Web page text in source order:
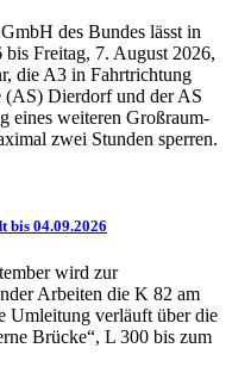
des Bundes lässt in
Freitag, 7. August 2026,
die A3 in Fahrtrichtung
(AS) Dierdorf und der AS
eines weiteren Großraum-
zwei Stunden sperren.
bis 04.09.2026
wird zur
Arbeiten die K 82 am
Umleitung verläuft über die
Brücke“, L 300 bis zum